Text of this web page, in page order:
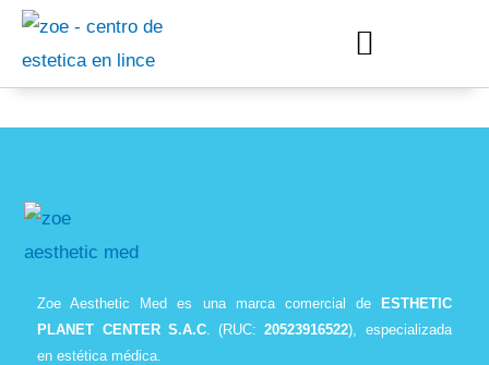
Zoe Aesthetic Med es una marca comercial de ESTHETIC
PLANET CENTER S.A.C. (RUC:20523916522), especializada
en estética médica.